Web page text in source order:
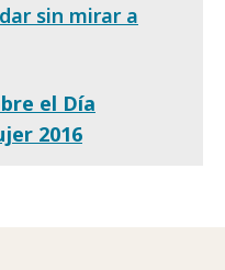
sin mirar a
el Día
2016